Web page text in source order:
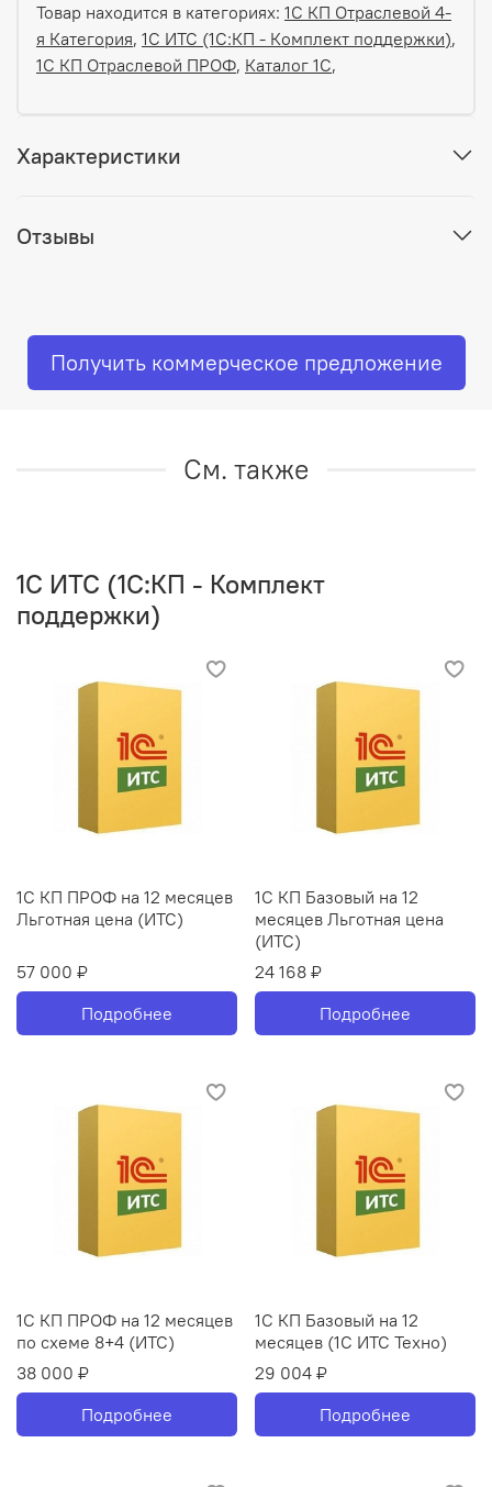
Товар находится в категориях: 1С КП Отраслевой 4-
я Категория, 1C ИТС (1С:КП - Комплект поддержки),
1С КП Отраслевой ПРОФ, Каталог 1С,
Характеристики
Отзывы
Получить коммерческое предложение
См. также
1C ИТС (1С:КП - Комплект
поддержки)
1С КП ПРОФ на 12 месяцев
Льготная цена (ИТС)
57 000 ₽
Подробнее
1С КП Базовый на 12
месяцев Льготная цена
(ИТС)
24 168 ₽
Подробнее
1С КП ПРОФ на 12 месяцев
по схеме 8+4 (ИТС)
38 000 ₽
Подробнее
1С КП Базовый на 12
месяцев (1С ИТС Техно)
29 004 ₽
Подробнее